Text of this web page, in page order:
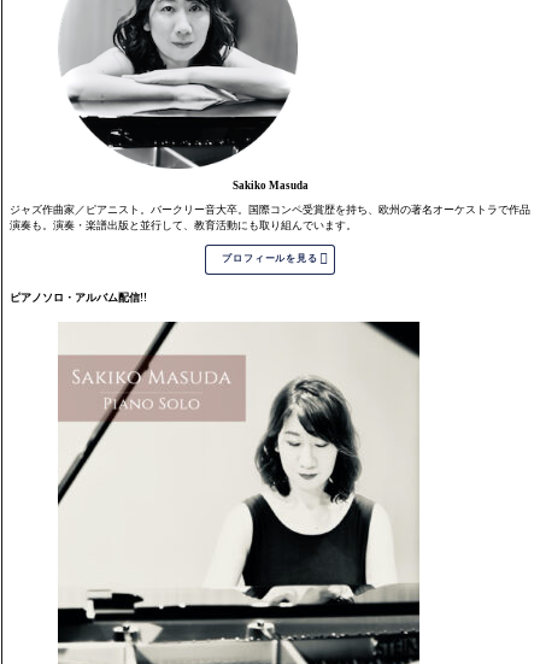
Sakiko Masuda
ジャズ作曲家／ピアニスト。バークリー音大卒。国際コンペ受賞歴を持ち、欧州の著名オーケストラで作品
演奏も。演奏・楽譜出版と並行して、教育活動にも取り組んでいます。
プロフィールを見る 
ピアノソロ・アルバム配信!!